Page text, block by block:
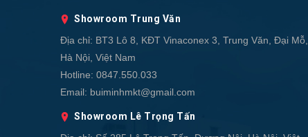
Showroom Trung Văn
Địa chỉ: BT3 Lô 8, KĐT Vinaconex 3, Trung Văn, Đại Mỗ,
Hà Nội, Việt Nam
Hotline: 0847.550.033
Email: buiminhmkt@gmail.com
Showroom Lê Trọng Tấn